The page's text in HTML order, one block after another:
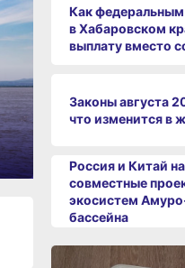
Как федеральным
в Хабаровском
выплату вместо
Законы августа
что изменится в
Россия и Китай
совместные
экосистем
бассейна